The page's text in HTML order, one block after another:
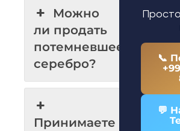
Можно
ли продать
потемневшее
серебро?
Принимаете
📞
💬